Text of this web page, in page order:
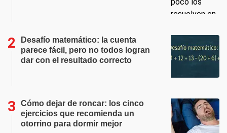
Desafío matemático: la cuenta
parece fácil, pero no todos logran
dar con el resultado correcto
Cómo dejar de roncar: los cinco
ejercicios que recomienda un
otorrino para dormir mejor